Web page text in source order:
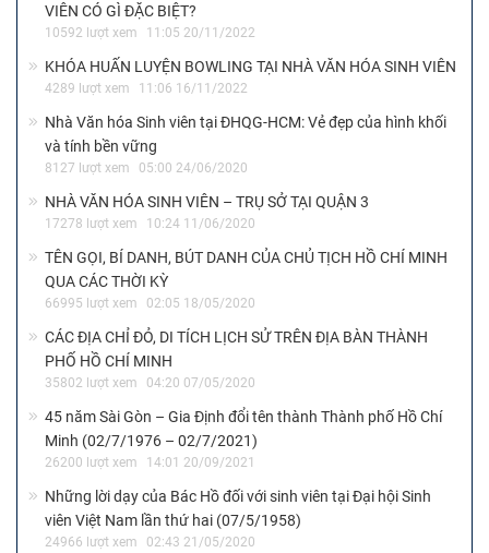
VIÊN CÓ GÌ ĐẶC BIỆT?
10592 lượt xem 11:05 20/11/2022
KHÓA HUẤN LUYỆN BOWLING TẠI NHÀ VĂN HÓA SINH VIÊN
4289 lượt xem 11:06 16/11/2022
Nhà Văn hóa Sinh viên tại ĐHQG-HCM: Vẻ đẹp của hình khối
và tính bền vững
8127 lượt xem 05:00 24/06/2020
NHÀ VĂN HÓA SINH VIÊN – TRỤ SỞ TẠI QUẬN 3
17278 lượt xem 10:24 11/06/2020
TÊN GỌI, BÍ DANH, BÚT DANH CỦA CHỦ TỊCH HỒ CHÍ MINH
QUA CÁC THỜI KỲ
66995 lượt xem 02:05 18/05/2020
CÁC ĐỊA CHỈ ĐỎ, DI TÍCH LỊCH SỬ TRÊN ĐỊA BÀN THÀNH
PHỐ HỒ CHÍ MINH
35802 lượt xem 04:20 07/05/2020
45 năm Sài Gòn – Gia Định đổi tên thành Thành phố Hồ Chí
Minh (02/7/1976 – 02/7/2021)
26200 lượt xem 14:01 20/09/2021
Những lời dạy của Bác Hồ đối với sinh viên tại Đại hội Sinh
viên Việt Nam lần thứ hai (07/5/1958)
24966 lượt xem 02:43 21/05/2020